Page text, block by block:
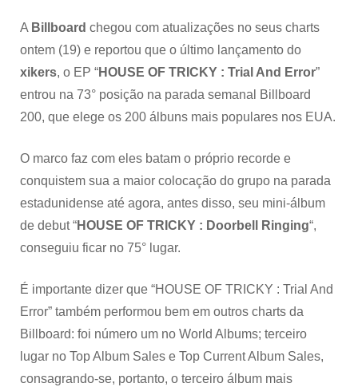
álbuns
populares
da
A Billboard chegou com atualizações no seus charts
ontem (19) e reportou que o último lançamento do
xikers, o EP “HOUSE OF TRICKY : Trial And Error”
entrou na 73° posição na parada semanal Billboard
200, que elege os 200 álbuns mais populares nos EUA.
O marco faz com eles batam o próprio recorde e
conquistem sua a maior colocação do grupo na parada
estadunidense até agora, antes disso, seu mini-álbum
de debut “HOUSE OF TRICKY : Doorbell Ringing“,
conseguiu ficar no 75° lugar.
É importante dizer que “HOUSE OF TRICKY : Trial And
Error” também performou bem em outros charts da
Billboard: foi número um no World Albums; terceiro
lugar no Top Album Sales e Top Current Album Sales,
consagrando-se, portanto, o terceiro álbum mais